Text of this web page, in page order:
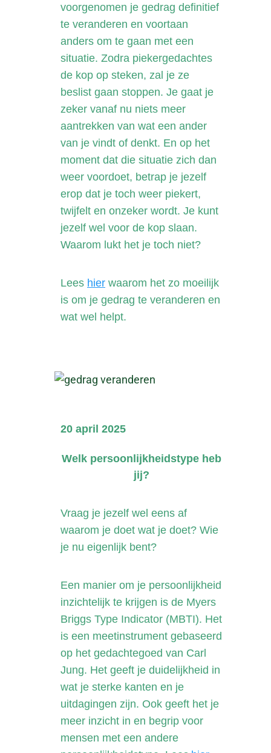
voorgenomen je gedrag definitief
te veranderen en voortaan
anders om te gaan met een
situatie. Zodra piekergedachtes
de kop op steken, zal je ze
beslist gaan stoppen. Je gaat je
zeker vanaf nu niets meer
aantrekken van wat een ander
van je vindt of denkt. En op het
moment dat die situatie zich dan
weer voordoet, betrap je jezelf
erop dat je toch weer piekert,
twijfelt en onzeker wordt. Je kunt
jezelf wel voor de kop slaan.
Waarom lukt het je toch niet?
Lees hier waarom het zo moeilijk
is om je gedrag te veranderen en
wat wel helpt.
20 april 2025
Welk persoonlijkheidstype heb
jij?
Vraag je jezelf wel eens af
waarom je doet wat je doet? Wie
je nu eigenlijk bent?
Een manier om je persoonlijkheid
inzichtelijk te krijgen is de Myers
Briggs Type Indicator (MBTI). Het
is een meetinstrument gebaseerd
op het gedachtegoed van Carl
Jung. Het geeft je duidelijkheid in
wat je sterke kanten en je
uitdagingen zijn. Ook geeft het je
meer inzicht in en begrip voor
mensen met een andere